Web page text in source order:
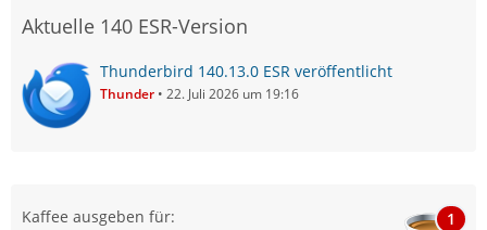
Aktuelle 140 ESR-Version
Thunderbird 140.13.0 ESR veröffentlicht
Thunder 22. Juli 2026 um 19:16
Kaffee ausgeben für: 1